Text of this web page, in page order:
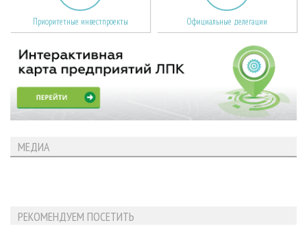
Приоритетные инвестпроекты Официальные делегации
МЕДИА
РЕКОМЕНДУЕМ ПОСЕТИТЬ